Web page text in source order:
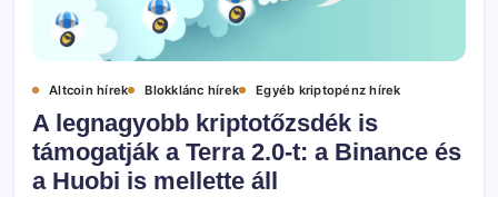
Altcoin hírek Blokklánc hírek Egyéb kriptopénz hírek
A legnagyobb kriptotőzsdék is
támogatják a Terra 2.0-t: a Binance és
a Huobi is mellette áll